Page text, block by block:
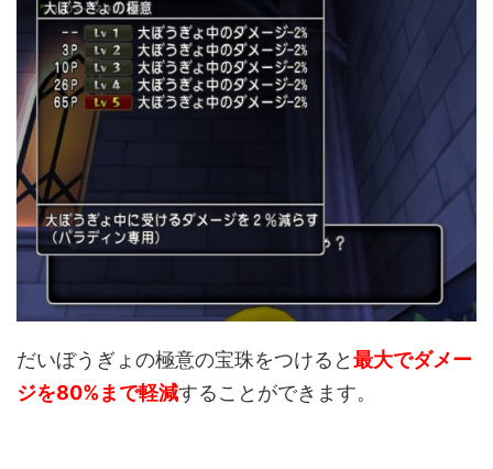
だいぼうぎょの極意の宝珠をつけると最大でダメー
ジを80%まで軽減することができます。